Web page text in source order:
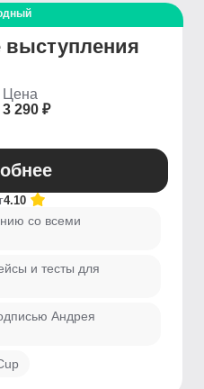
Цена
3 290 ₽
4.10
со всеми
и тесты для
Андрея